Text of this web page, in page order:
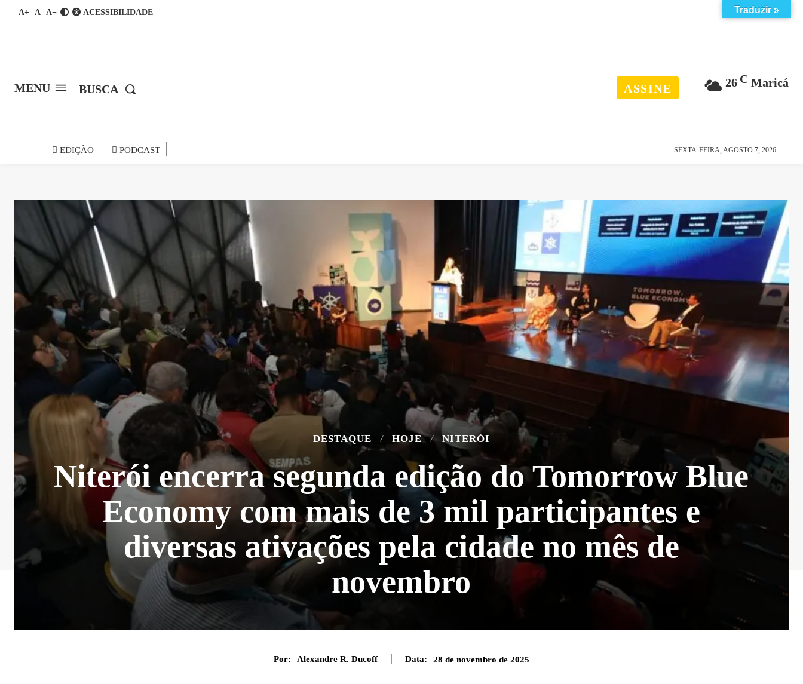
A+ A A− ACESSIBILIDADE
MENU BUSCA
26 C Maricá
ASSINE
EDIÇÃO PODCAST SEXTA-FEIRA, AGOSTO 7, 2026
DESTAQUE HOJE NITERÓI
Niterói encerra segunda edição do Tomorrow Blue
Economy com mais de 3 mil participantes e
diversas ativações pela cidade no mês de
novembro
Por: Alexandre R. Ducoff Data: 28 de novembro de 2025
Traduzir »